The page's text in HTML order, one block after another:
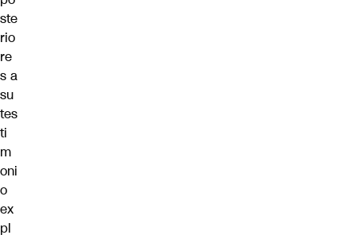
ste
rio
re
s a
su
tes
ti
m
oni
o
ex
pl